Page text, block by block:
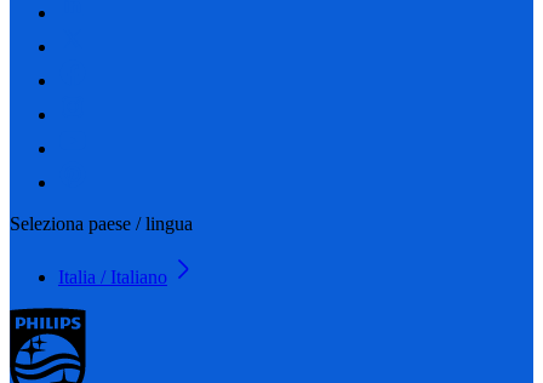
Seleziona paese / lingua
Italia / Italiano